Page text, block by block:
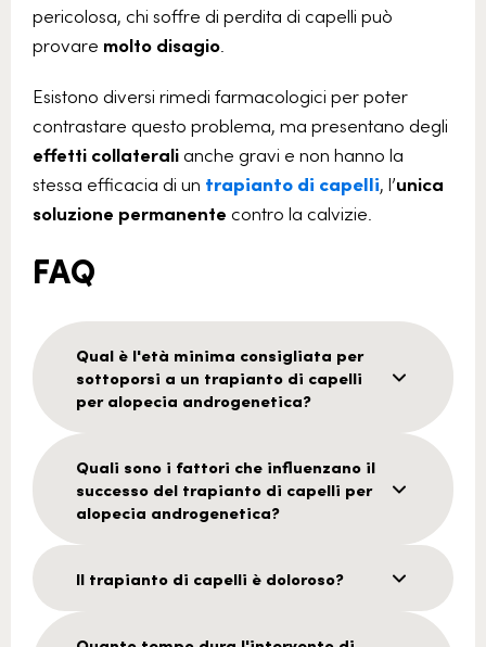
pericolosa, chi soffre di perdita di capelli può
provare molto disagio.
Esistono diversi rimedi farmacologici per poter
contrastare questo problema, ma presentano degli
effetti collateralianche gravi e non hanno la
stessa efficacia di un trapianto di capelli, l’unica
soluzione permanente contro la calvizie.
FAQ
Qual è l'età minima consigliata per
sottoporsi a un trapianto di capelli
per alopecia androgenetica?
Quali sono i fattori che influenzano il
successo del trapianto di capelli per
alopecia androgenetica?
Il trapianto di capelli è doloroso?